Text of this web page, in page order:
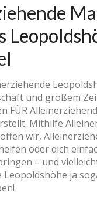
und großem
FÜR
Mithilfe
wir,
oder dich
– und
Leopoldshöhe ja